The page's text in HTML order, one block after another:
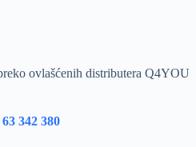
ovlašćenih distributera Q4YOU
342 380